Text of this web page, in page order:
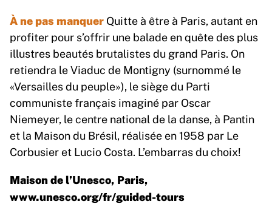
À ne pas manquer Quitte à être à Paris, autant en
profiter pour s’offrir une balade en quête des plus
illustres beautés brutalistes du grand Paris. On
retiendra le Viaduc de Montigny (surnommé le
«Versailles du peuple»), le siège du Parti
communiste français imaginé par Oscar
Niemeyer, le centre national de la danse, à Pantin
et la Maison du Brésil, réalisée en 1958 par Le
Corbusier et Lucio Costa. L’embarras du choix!
Maison de l’Unesco, Paris,
www.unesco.org/fr/guided-tours